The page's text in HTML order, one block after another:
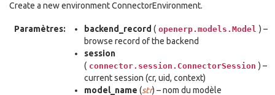
Create a new environment ConnectorEnvironment.
Paramètres: backend_record ( openerp.models.Model ) –
browse record of the backend
session
( connector.session.ConnectorSession ) –
current session (cr, uid, context)
model_name (str) – nom du modèle